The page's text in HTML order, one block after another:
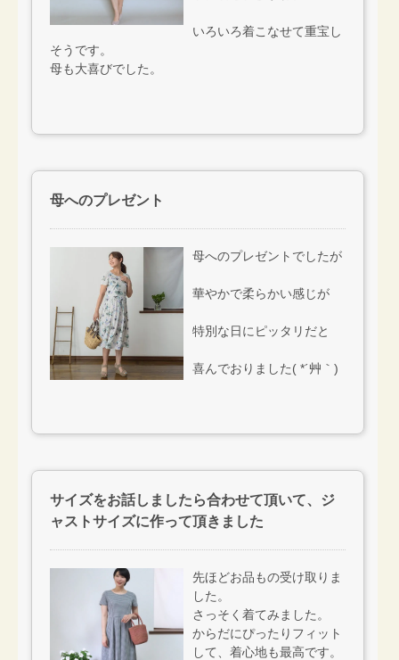
いろいろ着こなせて重宝し
そうです。
母も大喜びでした。
母へのプレゼント
母へのプレゼントでしたが
華やかで柔らかい感じが
特別な日にピッタリだと
喜んでおりました( *´艸｀)
サイズをお話しましたら合わせて頂いて、ジ
ャストサイズに作って頂きました
先ほどお品もの受け取りま
した。
さっそく着てみました。
からだにぴったりフィット
して、着心地も最高です。